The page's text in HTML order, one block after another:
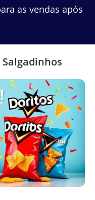
as vendas após